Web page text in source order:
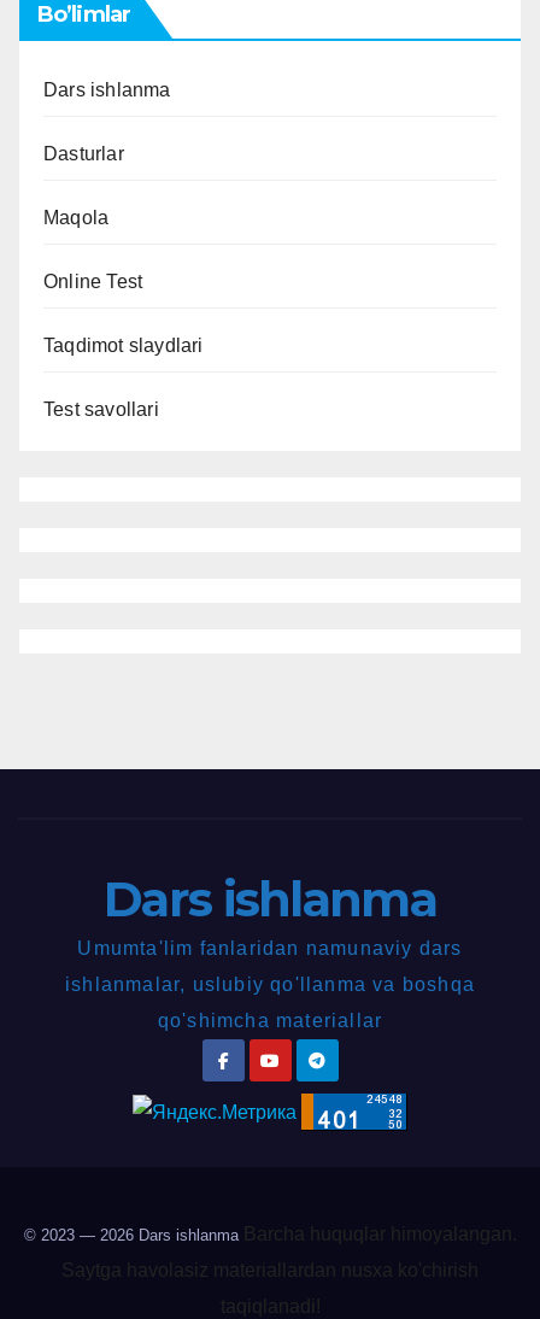
Bo’limlar
Dars ishlanma
Dasturlar
Maqola
Online Test
Taqdimot slaydlari
Test savollari
Dars ishlanma
Umumta'lim fanlaridan namunaviy dars
ishlanmalar, uslubiy qo'llanma va boshqa
qo'shimcha materiallar
© 2023 — 2026Dars ishlanmaBarcha huquqlar himoyalangan.
Saytga havolasiz materiallardan nusxa ko'chirish
taqiqlanadi!